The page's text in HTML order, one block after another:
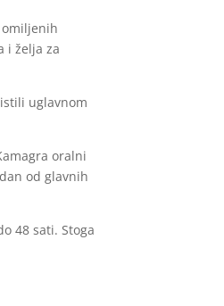
i želja za
uglavnom
oralni
od glavnih
48 sati. Stoga